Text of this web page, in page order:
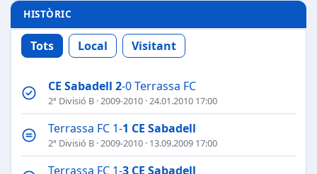
HISTÒRIC
Tots Local Visitant
CE Sabadell 2-0 Terrassa FC
2ª Divisió B ·2009-2010 · 24.01.2010 17:00
Terrassa FC 1-1 CE Sabadell
2ª Divisió B ·2009-2010 · 13.09.2009 17:00
Terrassa FC 1-3 CE Sabadell